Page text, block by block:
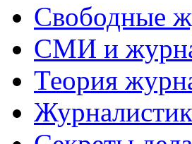
Свободные
СМИ и
Теория